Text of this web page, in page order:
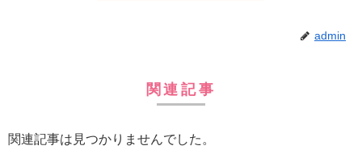
admin
関連記事
関連記事は見つかりませんでした。